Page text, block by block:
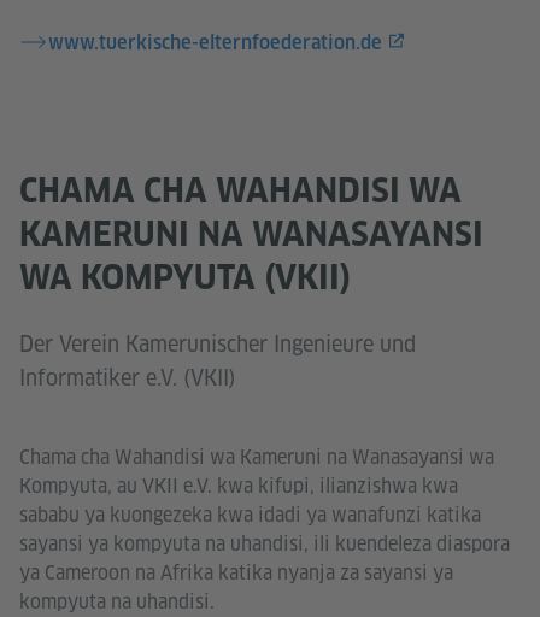
www.tuerkische-elternfoederation.de
CHAMA CHA WAHANDISI WA
KAMERUNI NA WANASAYANSI
WA KOMPYUTA (VKII)
Der Verein Kamerunischer Ingenieure und
Informatiker e.V. (VKII)
Chama cha Wahandisi wa Kameruni na Wanasayansi wa
Kompyuta, au VKII e.V. kwa kifupi, ilianzishwa kwa
sababu ya kuongezeka kwa idadi ya wanafunzi katika
sayansi ya kompyuta na uhandisi, ili kuendeleza diaspora
ya Cameroon na Afrika katika nyanja za sayansi ya
kompyuta na uhandisi.